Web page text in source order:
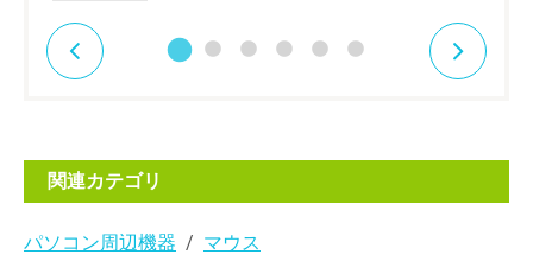
関連カテゴリ
パソコン周辺機器 マウス